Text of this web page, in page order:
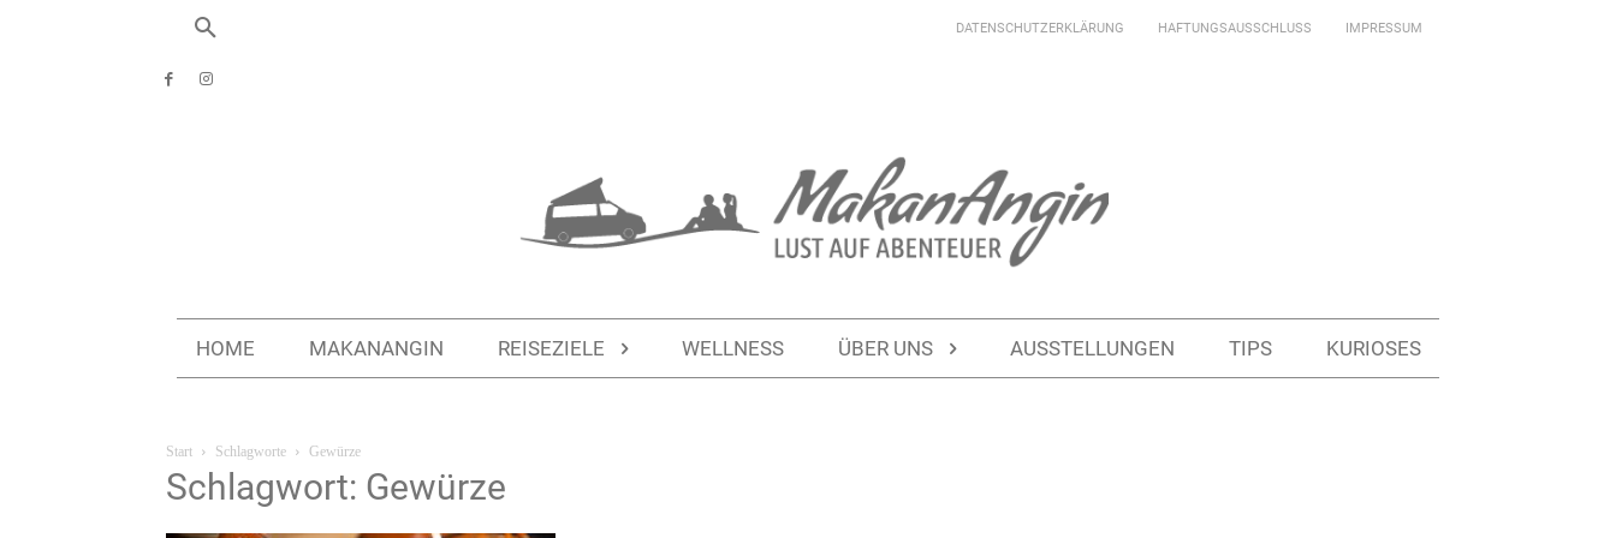
DATENSCHUTZERKLÄRUNG HAFTUNGSAUSSCHLUSS IMPRESSUM
HOME MAKANANGIN REISEZIELE WELLNESS ÜBER UNS AUSSTELLUNGEN TIPS KURIOSES
Start Schlagworte Gewürze
Schlagwort: Gewürze